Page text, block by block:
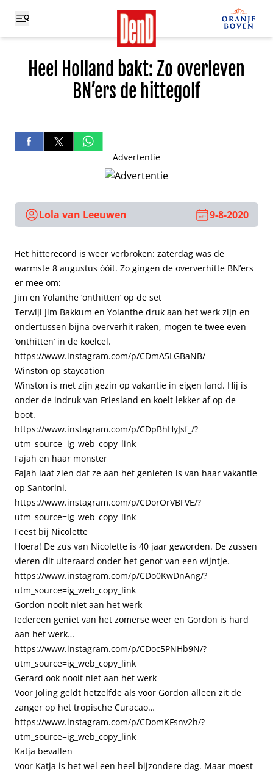
Heel Holland bakt: Zo overleven
BN’ers de hittegolf
Advertentie
Lola van Leeuwen 9-8-2020
Het hitterecord is weer verbroken: zaterdag was de
warmste 8 augustus óóit. Zo gingen de oververhitte BN’ers
er mee om:
Jim en Yolanthe ‘onthitten’ op de set
Terwijl Jim Bakkum en Yolanthe druk aan het werk zijn en
ondertussen bijna oververhit raken, mogen te twee even
‘onthitten’ in de koelcel.
https://www.instagram.com/p/CDmA5LGBaNB/
Winston op staycation
Winston is met zijn gezin op vakantie in eigen land. Hij is
onder de indruk van Friesland en koelt lekker af op de
boot.
https://www.instagram.com/p/CDpBhHyJsf_/?
utm_source=ig_web_copy_link
Fajah en haar monster
Fajah laat zien dat ze aan het genieten is van haar vakantie
op Santorini.
https://www.instagram.com/p/CDorOrVBFVE/?
utm_source=ig_web_copy_link
Feest bij Nicolette
Hoera! De zus van Nicolette is 40 jaar geworden. De zussen
vieren dit uiteraard onder het genot van een wijntje.
https://www.instagram.com/p/CDo0KwDnAng/?
utm_source=ig_web_copy_link
Gordon nooit niet aan het werk
Iedereen geniet van het zomerse weer en Gordon is hard
aan het werk…
https://www.instagram.com/p/CDoc5PNHb9N/?
utm_source=ig_web_copy_link
Gerard ook nooit niet aan het werk
Voor Joling geldt hetzelfde als voor Gordon alleen zit de
zanger op het tropische Curacao…
https://www.instagram.com/p/CDomKFsnv2h/?
utm_source=ig_web_copy_link
Katja bevallen
Voor Katja is het wel een heel bijzondere dag. Maar moest